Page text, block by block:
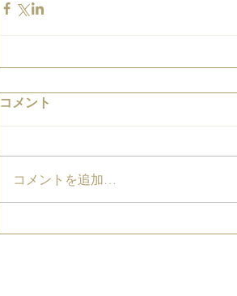
コメント
コメントを追加…